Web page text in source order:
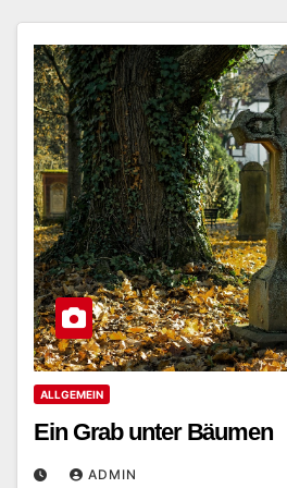
ALLGEMEIN
Ein Grab unter Bäumen
ADMIN